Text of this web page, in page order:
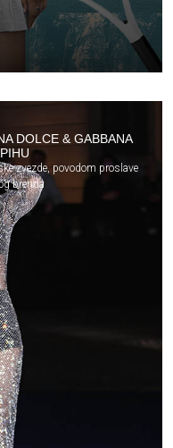
DOLCE & GABBANA
zvezde, povodom proslave
brenda